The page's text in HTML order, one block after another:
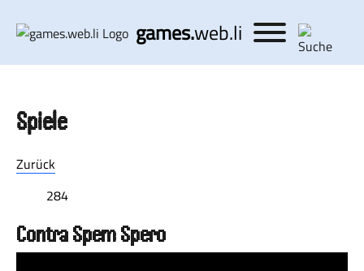
games.web.li
Spiele
Zurück
284
Contra Spem Spero